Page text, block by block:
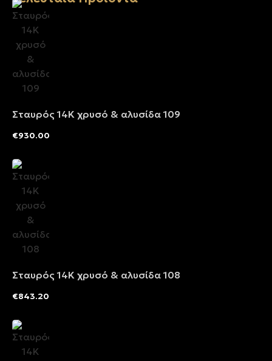
Σταυρός 14Κ χρυσό & αλυσίδα 109
€930.00
Σταυρός 14Κ χρυσό & αλυσίδα 108
€843.20